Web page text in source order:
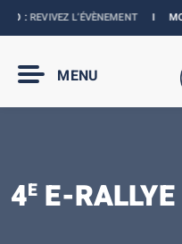
REVIVEZ L’ÉVÈNEMENTI
MENU
4E E-